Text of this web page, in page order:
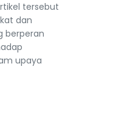
tersebut
dan
berperan
upaya